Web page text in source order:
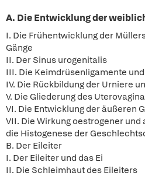
A. Die Entwicklung der
I. Die Frühentwicklung der
Gänge
II. Der Sinus urogenitalis
III. Die Keimdrüsenligamente
IV. Die Rückbildung der Urniere
V. Die Gliederung des
VI. Die Entwicklung der äußeren
VII. Die Wirkung oestrogener
die Histogenese der
B. Der Eileiter
I. Der Eileiter und das Ei
II. Die Schleimhaut des Eileiters